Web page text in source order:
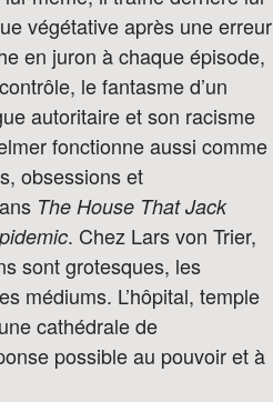
végétative après une erreur
en juron à chaque épisode,
le fantasme d’un
autoritaire et son racisme
fonctionne aussi comme
obsessions et
The House That Jack
. Chez Lars von Trier,
sont grotesques, les
médiums. L’hôpital, temple
cathédrale de
possible au pouvoir et à